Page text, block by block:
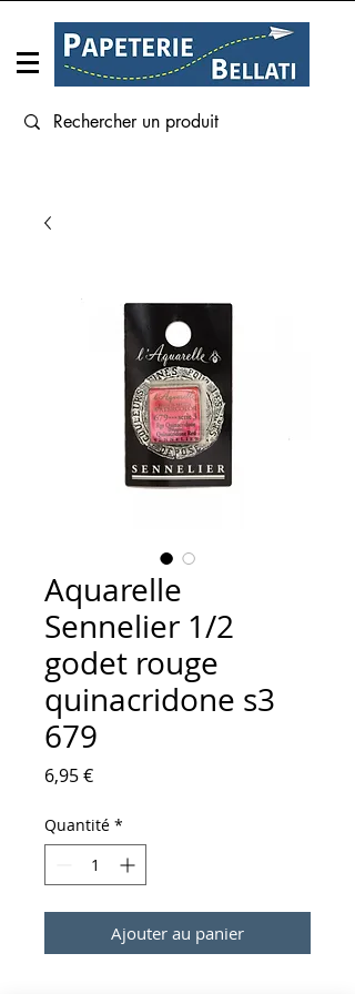
Aquarelle
Sennelier 1/2
godet rouge
quinacridone s3
679
6,95 €Prix
Quantité *
Ajouter au panier